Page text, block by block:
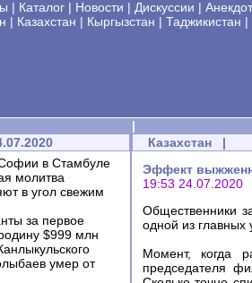
| Каталог | Новости | Дискуссии |
| Казахстан | Кыргызстан | Таджикистан |
|
в Стамбуле
молитва
в угол свежим
за первое
$999 млн
умер от
Казахстан |
Эффект
19:53 24.07.2020
Общественники
одной из главных
Момент, когда
председателя